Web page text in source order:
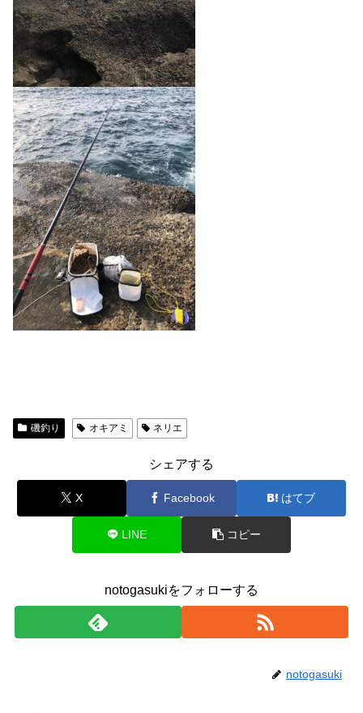
磯釣り オキアミ ネリエ
シェアする
X Facebook はてブ
LINE コピー
notogasukiをフォローする
notogasuki